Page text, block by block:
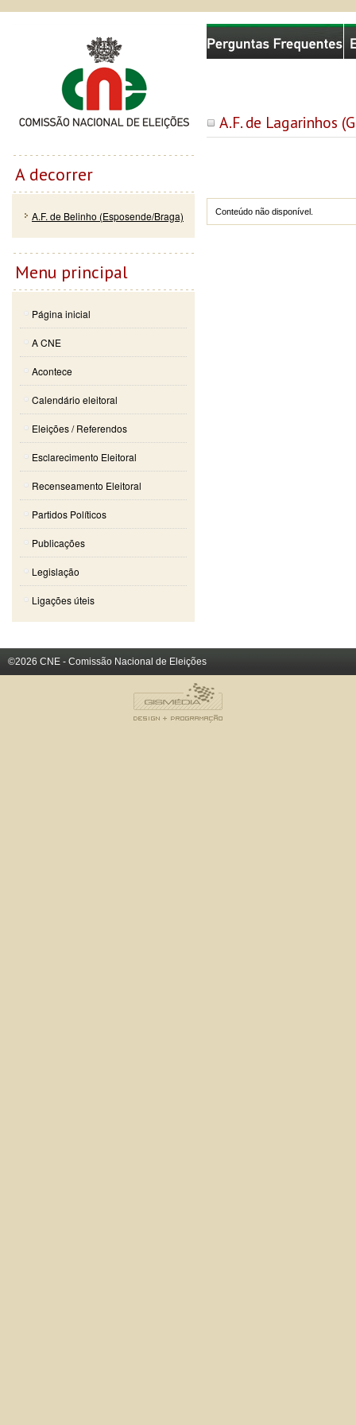
A.F. de Lagarinhos
Conteúdo não disponível.
Comissão Nacional de Eleições
A decorrer
A.F. de Belinho (Esposende/Braga)
Menu principal
Página inicial
A CNE
Acontece
Calendário eleitoral
Eleições / Referendos
Esclarecimento Eleitoral
Recenseamento Eleitoral
Partidos Políticos
Publicações
Legislação
Ligações úteis
©2026 CNE - Comissão Nacional de Eleições